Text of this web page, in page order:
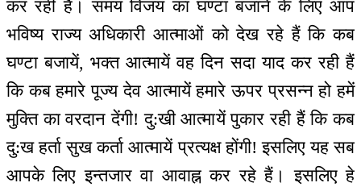
कर रही है। समय विजय का घण्टा बजाने के लिए आप
भविष्य राज्य अधिकारी आत्माओं को देख रहे हैं कि कब
घण्टा बजायें, भक्त आत्मायें वह दिन सदा याद कर रही हैं
कि कब हमारे पूज्य देव आत्मायें हमारे ऊपर प्रसन्न हो हमें
मुक्ति का वरदान देंगी! दु:खी आत्मायें पुकार रही हैं कि कब
दु:ख हर्ता सुख कर्ता आत्मायें प्रत्यक्ष होंगी! इसलिए यह सब
आपके लिए इन्तजार वा आवाह्न कर रहे हैं। इसलिए हे